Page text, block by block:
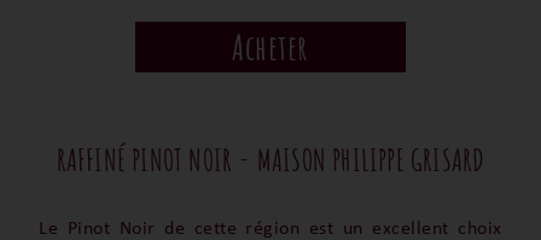
Acheter
RAFFINÉ PINOT NOIR - MAISON PHILIPPE GRISARD
Le Pinot Noir de cette région est un excellent choix